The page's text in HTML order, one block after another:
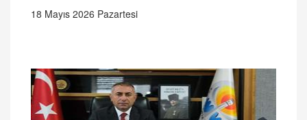
18 Mayıs 2026 Pazartesi